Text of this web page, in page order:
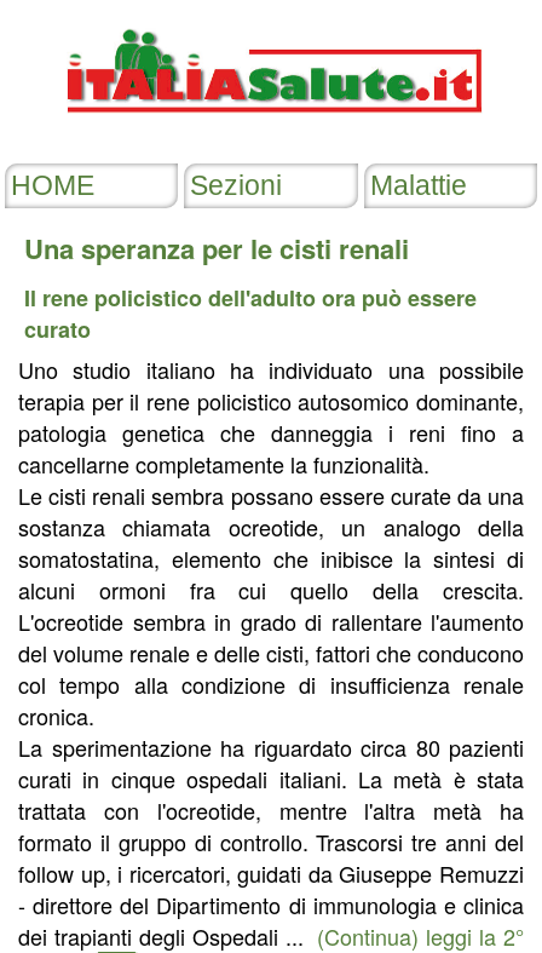
Una speranza per le cisti renali
Il rene policistico dell'adulto ora può essere
curato
Uno studio italiano ha individuato una possibile
terapia per il rene policistico autosomico dominante,
patologia genetica che danneggia i reni fino a
cancellarne completamente la funzionalità.
Le cisti renali sembra possano essere curate da una
sostanza chiamata ocreotide, un analogo della
somatostatina, elemento che inibisce la sintesi di
alcuni ormoni fra cui quello della crescita.
L'ocreotide sembra in grado di rallentare l'aumento
del volume renale e delle cisti, fattori che conducono
col tempo alla condizione di insufficienza renale
cronica.
La sperimentazione ha riguardato circa 80 pazienti
curati in cinque ospedali italiani. La metà è stata
trattata con l'ocreotide, mentre l'altra metà ha
formato il gruppo di controllo. Trascorsi tre anni del
follow up, i ricercatori, guidati da Giuseppe Remuzzi
- direttore del Dipartimento di immunologia e clinica
dei trapianti degli Ospedali ... (Continua) leggi la 2°